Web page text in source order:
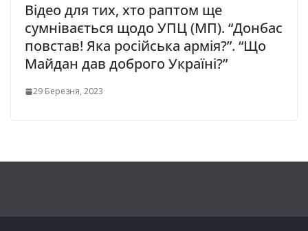
Відео для тих, хто раптом ще
сумнівається щодо УПЦ (МП). “Донбас
повстав! Яка російська армія?”. “Що
Майдан дав доброго Україні?”
29 Березня, 2023